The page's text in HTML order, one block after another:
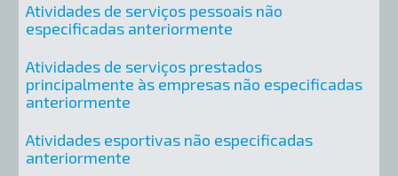
Atividades de serviços pessoais não
especificadas anteriormente
Atividades de serviços prestados
principalmente às empresas não especificadas
anteriormente
Atividades esportivas não especificadas
anteriormente